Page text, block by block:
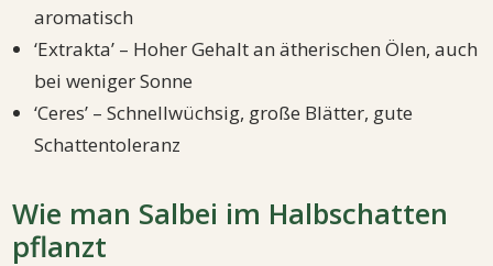
aromatisch
‘Extrakta’ – Hoher Gehalt an ätherischen Ölen, auch
bei weniger Sonne
‘Ceres’ – Schnellwüchsig, große Blätter, gute
Schattentoleranz
Wie man Salbei im Halbschatten
pflanzt